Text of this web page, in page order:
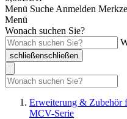
Menü Suche Anmelden
Menü
Wonach suchen Sie?
schließenschließen
Erweiterung &
MCV-Serie